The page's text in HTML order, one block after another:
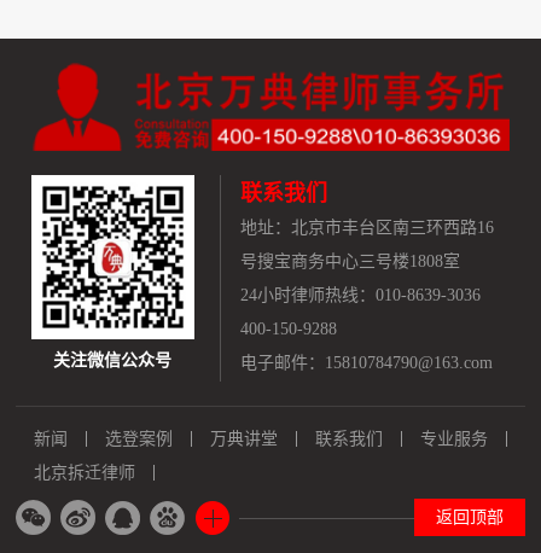
关注微信公众号
联系我们
地址： 北京市丰台区南三环西路16
号搜宝商务中心三号楼1808室
24小时律师热线：010-8639-3036
400-150-9288
电子邮件：15810784790@163.com
新闻 选登案例 万典讲堂 联系我们
专业服务
北京拆迁律师
返回顶部